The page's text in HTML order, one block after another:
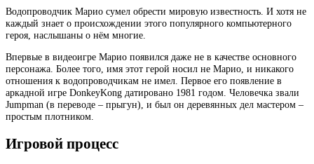
Водопроводчик Марио сумел обрести мировую известность. И хотя не
каждый знает о происхождении этого популярного компьютерного
героя, наслышаны о нём многие.
Впервые в видеоигре Марио появился даже не в качестве основного
персонажа. Более того, имя этот герой носил не Марио, и никакого
отношения к водопроводчикам не имел. Первое его появление в
аркадной игре DonkeyKong датировано 1981 годом. Человечка звали
Jumpman (в переводе – прыгун), и был он деревянных дел мастером –
простым плотником.
Игровой процесс